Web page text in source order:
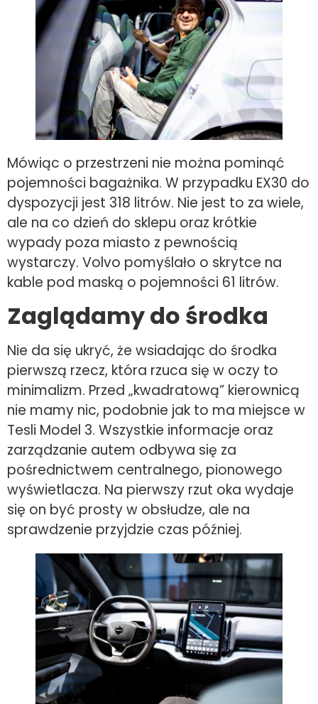
Mówiąc o przestrzeni nie można pominąć
pojemności bagażnika. W przypadku EX30 do
dyspozycji jest 318 litrów. Nie jest to za wiele,
ale na co dzień do sklepu oraz krótkie
wypady poza miasto z pewnością
wystarczy. Volvo pomyślało o skrytce na
kable pod maską o pojemności 61 litrów.
Zaglądamy do środka
Nie da się ukryć, że wsiadając do środka
pierwszą rzecz, która rzuca się w oczy to
minimalizm. Przed „kwadratową” kierownicą
nie mamy nic, podobnie jak to ma miejsce w
Tesli Model 3. Wszystkie informacje oraz
zarządzanie autem odbywa się za
pośrednictwem centralnego, pionowego
wyświetlacza. Na pierwszy rzut oka wydaje
się on być prosty w obsłudze, ale na
sprawdzenie przyjdzie czas później.